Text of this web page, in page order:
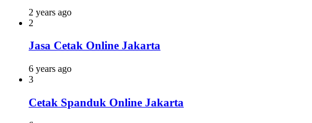
2 years ago
2
Jasa Cetak Online Jakarta
6 years ago
3
Cetak Spanduk Online Jakarta